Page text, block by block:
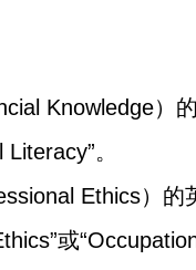
Knowledge）
。
Ethics）的
或